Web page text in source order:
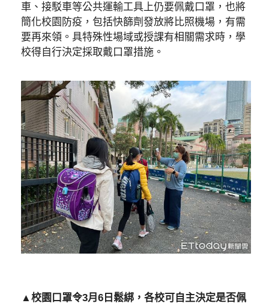
車、接駁車等公共運輸工具上仍要佩戴口罩，也將
簡化校園防疫，包括快篩劑發放將比照機場，有需
要再來領。具特殊性場域或授課有相關需求時，學
校得自行決定採取戴口罩措施。
▲校園口罩令3月6日鬆綁，各校可自主決定是否佩